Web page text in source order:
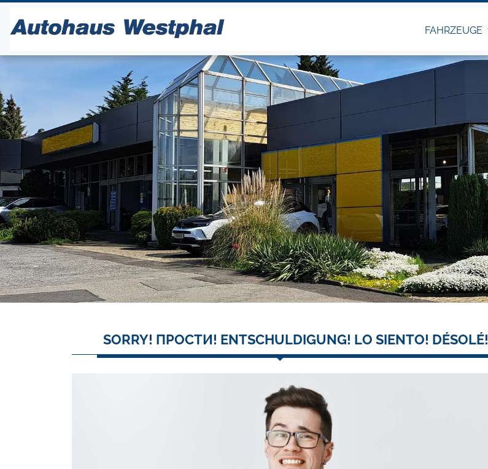
FAHRZEUGE
SORRY! ПРОСТИ! ENTSCHULDIGUNG! LO SIENTO! DÉSOLÉ!